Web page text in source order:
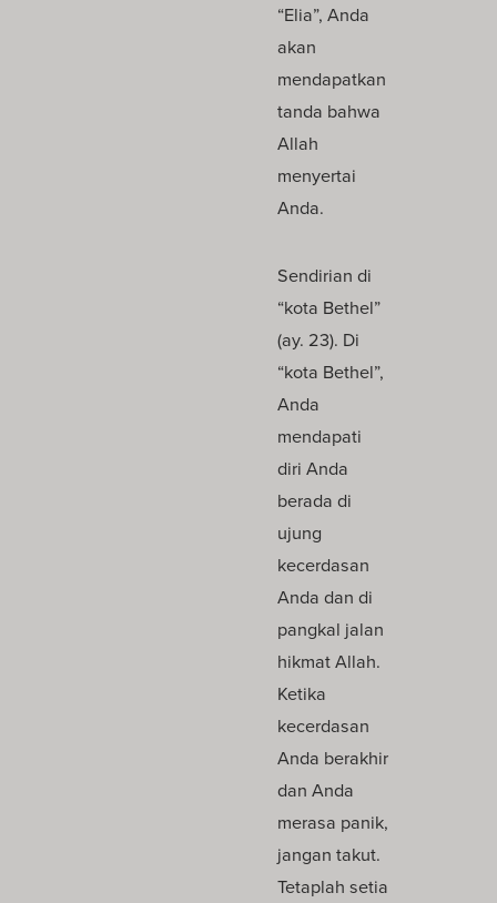
“Elia”, Anda
akan
mendapatkan
tanda bahwa
Allah
menyertai
Anda.
Sendirian di
“kota Bethel”
(ay. 23). Di
“kota Bethel”,
Anda
mendapati
diri Anda
berada di
ujung
kecerdasan
Anda dan di
pangkal jalan
hikmat Allah.
Ketika
kecerdasan
Anda berakhir
dan Anda
merasa panik,
jangan takut.
Tetaplah setia